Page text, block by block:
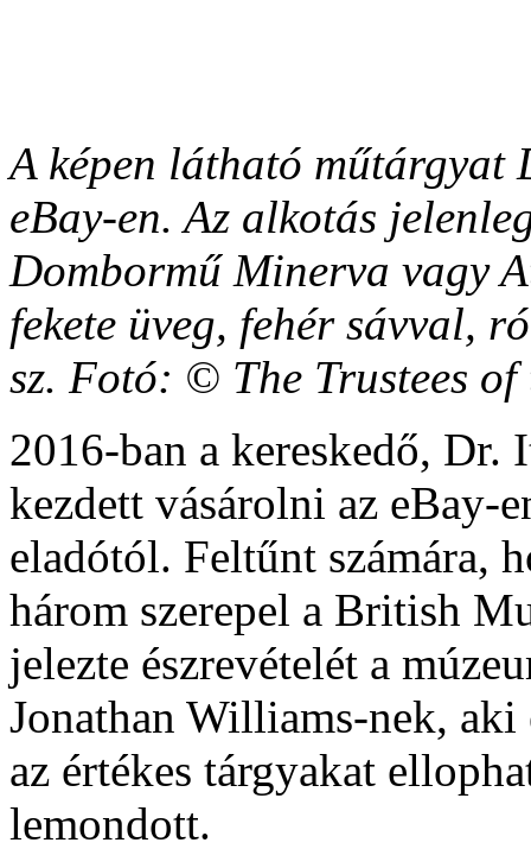
A képen látható
eBay-en. Az alkotás
Dombormű Minerva vagy
fekete üveg, fehér sávval,
sz. Fotó: © The Trustees
2016-ban a kereskedő, Dr.
kezdett vásárolni az eBay-
eladótól. Feltűnt számára,
három szerepel a British
jelezte észrevételét a
Jonathan Williams-nek, aki
az értékes tárgyakat
lemondott.